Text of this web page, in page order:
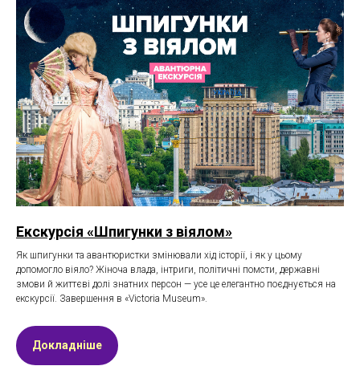
Екскурсія «Шпигунки з віялом»
Як шпигунки та авантюристки змінювали хід історії, і як у цьому
допомогло віяло? Жіноча влада, інтриги, політичні помсти, державні
змови й життєві долі знатних персон — усе це елегантно поєднується на
екскурсії. Завершення в «Victoria Museum».
Докладніше